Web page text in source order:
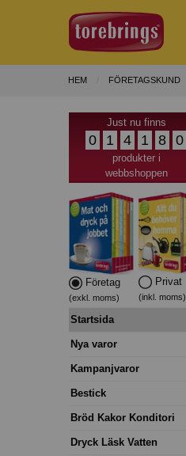
HEM FÖRETAGSKUND
Just nu finns
0 1 4 1 8 0
produkter i
webbshoppen
Företag
(exkl. moms)
Privat
(inkl. moms)
Startsida
Nya varor
Kampanjvaror
Bestick
Bröd Kakor Konditori
Dryck Läsk Vatten